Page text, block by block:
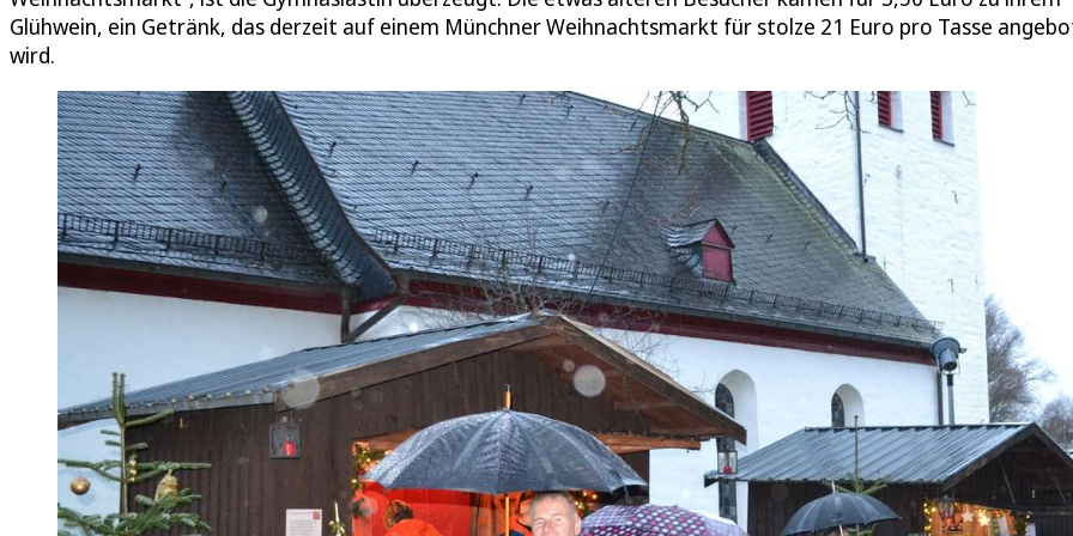
Glühwein, ein Getränk, das derzeit auf einem Münchner Weihnachtsmarkt für stolze 21 Euro pro Tasse
wird.